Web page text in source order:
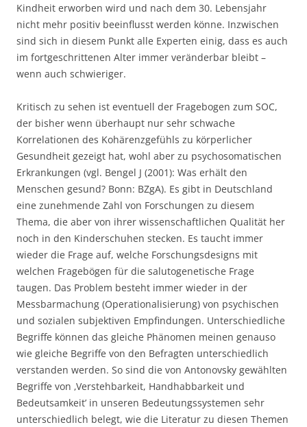
Kindheit erworben wird und nach dem 30. Lebensjahr
nicht mehr positiv beeinflusst werden könne. Inzwischen
sind sich in diesem Punkt alle Experten einig, dass es auch
im fortgeschrittenen Alter immer veränderbar bleibt –
wenn auch schwieriger.
Kritisch zu sehen ist eventuell der Fragebogen zum SOC,
der bisher wenn überhaupt nur sehr schwache
Korrelationen des Kohärenzgefühls zu körperlicher
Gesundheit gezeigt hat, wohl aber zu psychosomatischen
Erkrankungen (vgl. Bengel J (2001): Was erhält den
Menschen gesund? Bonn: BZgA). Es gibt in Deutschland
eine zunehmende Zahl von Forschungen zu diesem
Thema, die aber von ihrer wissenschaftlichen Qualität her
noch in den Kinderschuhen stecken. Es taucht immer
wieder die Frage auf, welche Forschungsdesigns mit
welchen Fragebögen für die salutogenetische Frage
taugen. Das Problem besteht immer wieder in der
Messbarmachung (Operationalisierung) von psychischen
und sozialen subjektiven Empfindungen. Unterschiedliche
Begriffe können das gleiche Phänomen meinen genauso
wie gleiche Begriffe von den Befragten unterschiedlich
verstanden werden. So sind die von Antonovsky gewählten
Begriffe von ‚Verstehbarkeit, Handhabbarkeit und
Bedeutsamkeit’ in unseren Bedeutungssystemen sehr
unterschiedlich belegt, wie die Literatur zu diesen Themen